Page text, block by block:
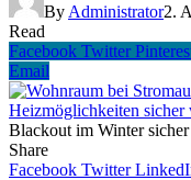
By Administrator2.
Read
Facebook Twitter
Email
Blackout im Winter
Share
Facebook Twitter